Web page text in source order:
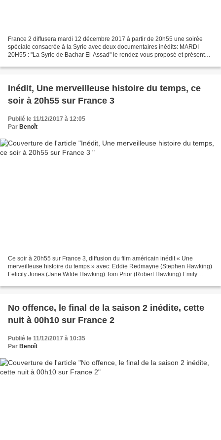
France 2 diffusera mardi 12 décembre 2017 à partir de 20h55 une soirée
spéciale consacrée à la Syrie avec deux documentaires inédits: MARDI
20H55 : "La Syrie de Bachar El-Assad" le rendez-vous proposé et présenté
Inédit, Une merveilleuse histoire du temps, ce
soir à 20h55 sur France 3
Publié le 11/12/2017 à 12:05
Par Benoît
Ce soir à 20h55 sur France 3, diffusion du film américain inédit « Une
merveilleuse histoire du temps » avec: Eddie Redmayne (Stephen Hawking)
Felicity Jones (Jane Wilde Hawking) Tom Prior (Robert Hawking) Emily
No offence, le final de la saison 2 inédite, cette
nuit à 00h10 sur France 2
Publié le 11/12/2017 à 10:35
Par Benoît